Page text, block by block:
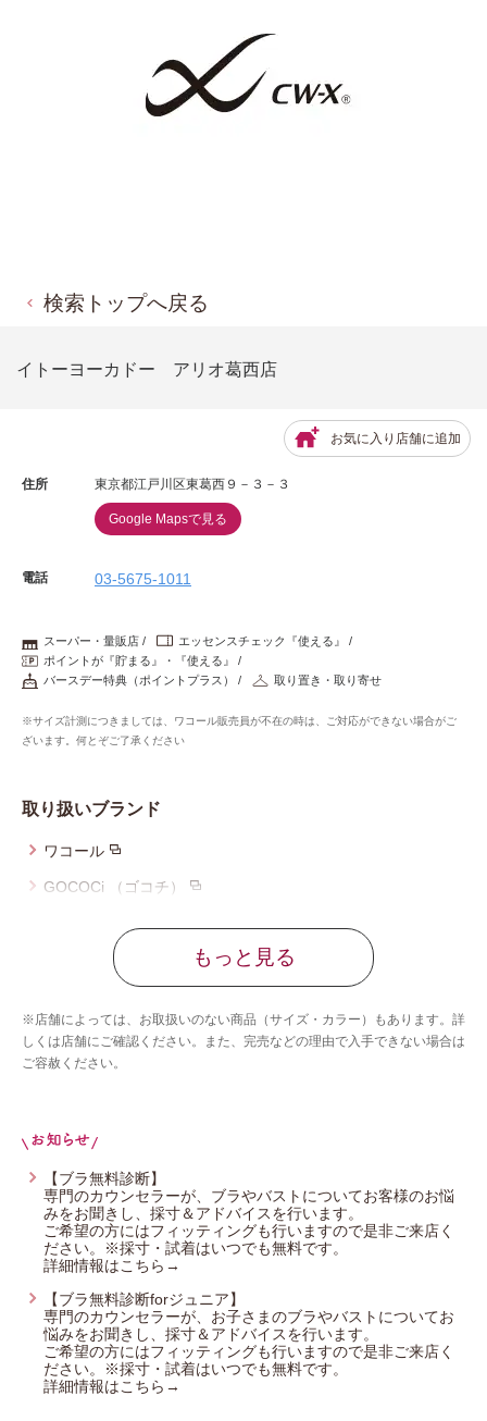
検索トップへ戻る
イトーヨーカドー アリオ葛西店
お気に入り店舗に追加
住所 東京都江戸川区東葛西９－３－３
Google Mapsで見る
電話 03-5675-1011
スーパー・量販店
エッセンスチェック『使える』
ポイントが『貯まる』・『使える』
バースデー特典（ポイントプラス）
取り置き・取り寄せ
※サイズ計測につきましては、ワコール販売員が不在の時は、ご対応ができない場合がご
ざいます。何とぞご了承ください
取り扱いブランド
ワコール
GOCOCi （ゴコチ）
ウイング／レシアージュ
ブロス バイ ワコールメン
ウイング／スリープ
もっと見る
※店舗によっては、お取扱いのない商品（サイズ・カラー）もあります。詳
しくは店舗にご確認ください。また、完売などの理由で入手できない場合は
ご容赦ください。
【ブラ無料診断】
専門のカウンセラーが、ブラやバストについてお客様のお悩
みをお聞きし、採寸＆アドバイスを行います。
ご希望の方にはフィッティングも行いますので是非ご来店く
ださい。※採寸・試着はいつでも無料です。
詳細情報はこちら→
【ブラ無料診断forジュニア】
専門のカウンセラーが、お子さまのブラやバストについてお
悩みをお聞きし、採寸＆アドバイスを行います。
ご希望の方にはフィッティングも行いますので是非ご来店く
ださい。※採寸・試着はいつでも無料です。
詳細情報はこちら→